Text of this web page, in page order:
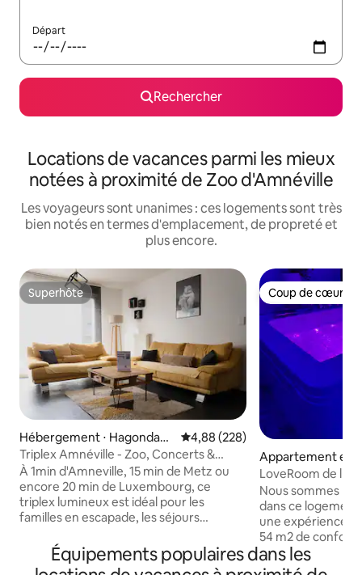
Départ
Rechercher
Locations de vacances parmi les mieux
notées à proximité de Zoo d'Amnéville
Les voyageurs sont unanimes : ces logements sont très
bien notés en termes d'emplacement, de propreté et
plus encore.
Superhôte
Superhôte
Hébergement ⋅ Hagondang
e
Évaluation moyenne sur la
4,88 (228)
Triplex Amnéville - Zoo, Concerts &
Thermes à pied
À 1min d'Amneville, 15 min de Metz ou
encore 20 min de Luxembourg, ce
triplex lumineux est idéal pour les
familles en escapade, les séjours
déplacement ✨ Les points forts - 2
chambres & 2 salles de bain sur niveaux
Coup de cœur
Coup de cœur
Appartement en
⋅ Metz
LoveRoom de
Nous sommes
dans ce logement
une expérience
54 m2 de confort
comprenant deux
vue dégagée ( un
Équipements populaires dans les